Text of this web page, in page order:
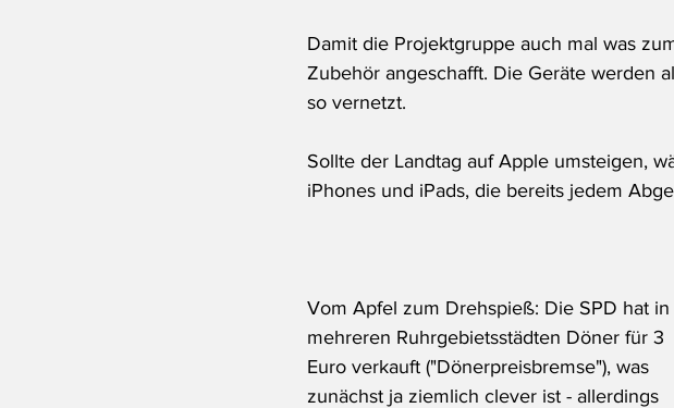
Damit die Projektgruppe auch mal was
Zubehör angeschafft. Die Geräte werden
so vernetzt.
Sollte der Landtag auf Apple umsteigen,
iPhones und iPads, die bereits jedem
Vom Apfel zum Drehspieß: Die SPD hat in
mehreren Ruhrgebietsstädten Döner für 3
Euro verkauft ("Dönerpreisbremse"), was
zunächst ja ziemlich clever ist - allerdings